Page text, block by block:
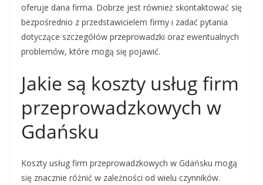
oferuje dana firma. Dobrze jest również skontaktować się
bezpośrednio z przedstawicielem firmy i zadać pytania
dotyczące szczegółów przeprowadzki oraz ewentualnych
problemów, które mogą się pojawić.
Jakie są koszty usług firm
przeprowadzkowych w
Gdańsku
Koszty usług firm przeprowadzkowych w Gdańsku mogą
się znacznie różnić w zależności od wielu czynników.